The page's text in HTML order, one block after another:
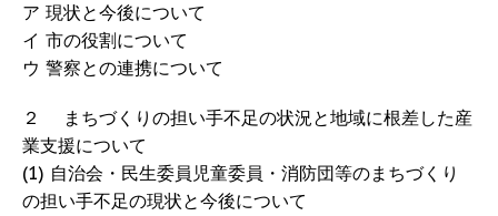
ア 現状と今後について
イ 市の役割について
ウ 警察との連携について
２ まちづくりの担い手不足の状況と地域に根差した産
業支援について
(1) 自治会・民生委員児童委員・消防団等のまちづくり
の担い手不足の現状と今後について